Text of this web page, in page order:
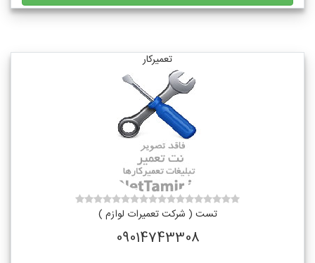
تعمیرکار
تست ( شرکت تعمیرات لوازم )
09014743308